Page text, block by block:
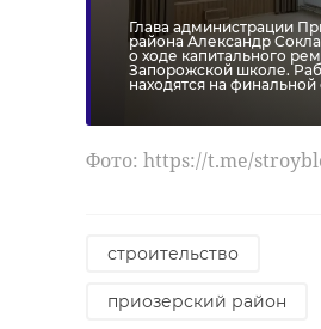
Глава администрации
района Александр
о ходе капитального
Запорожской школе.
находятся на финальной
Фото: https://t.me/
строительство
приозерский район